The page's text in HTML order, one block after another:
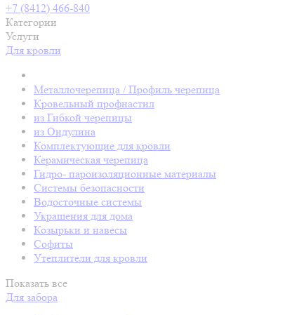
+7 (8412) 466-840
Категории
Услуги
Для кровли
Металлочерепица / Профиль черепица
Кровельный профнастил
из Гибкой черепицы
из Ондулина
Комплектующие для кровли
Керамическая черепица
Гидро- пароизоляционные материалы
Системы безопасности
Водосточные системы
Украшения для дома
Козырьки и навесы
Софиты
Утеплители для кровли
Показать все
Для забора